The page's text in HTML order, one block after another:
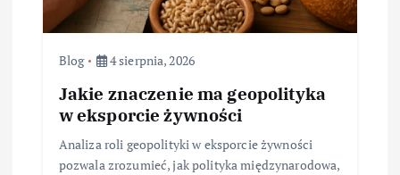
Blog 4 sierpnia, 2026
Jakie znaczenie ma geopolityka
w eksporcie żywności
Analiza roli geopolityki w eksporcie żywności
pozwala zrozumieć, jak polityka międzynarodowa,